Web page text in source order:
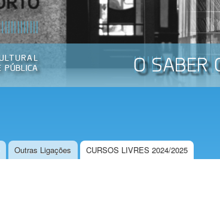
Outras Ligações CURSOS LIVRES 2024/2025